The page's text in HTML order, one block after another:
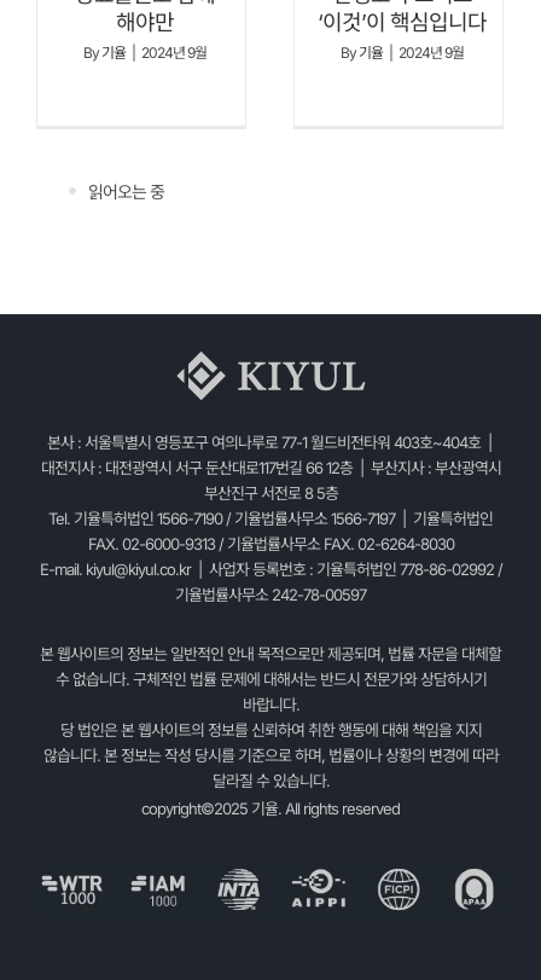
해야만
By기율 2024년 9월
‘이것’이 핵심입니다
By기율 2024년 9월
읽어오는 중
본사 : 서울특별시 영등포구 여의나루로 77-1 월드비전타워 403호~404호 |
대전지사 : 대전광역시 서구 둔산대로117번길 66 12층 | 부산지사 : 부산광역시
부산진구 서전로 8 5층
Tel. 기율특허법인 1566-7190 / 기율법률사무소 1566-7197 | 기율특허법인
FAX. 02-6000-9313 / 기율법률사무소 FAX. 02-6264-8030
E-mail. kiyul@kiyul.co.kr| 사업자 등록번호 : 기율특허법인 778-86-02992 /
기율법률사무소 242-78-00597
본 웹사이트의 정보는 일반적인 안내 목적으로만 제공되며, 법률 자문을 대체할
수 없습니다. 구체적인 법률 문제에 대해서는 반드시 전문가와 상담하시기
바랍니다.
당 법인은 본 웹사이트의 정보를 신뢰하여 취한 행동에 대해 책임을 지지
않습니다. 본 정보는 작성 당시를 기준으로 하며, 법률이나 상황의 변경에 따라
달라질 수 있습니다.
copyright©2025 기율. All rights reserved